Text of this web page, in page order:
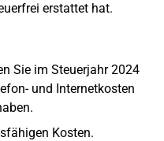
erstattet hat.
Sie im Steuerjahr 2024
und Internetkosten
Kosten.